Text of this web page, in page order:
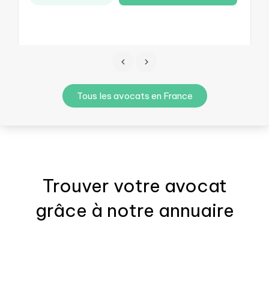
Tous les avocats en France
Trouver votre avocat
grâce à notre annuaire